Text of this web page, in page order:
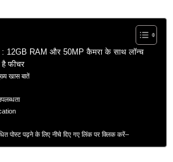
12GB RAM और 50MP कैमरा के साथ लॉन्च
फीचर
खास बातें
पोस्ट पढ़ने के लिए नीचे दिए गए लिंक पर क्लिक करें–